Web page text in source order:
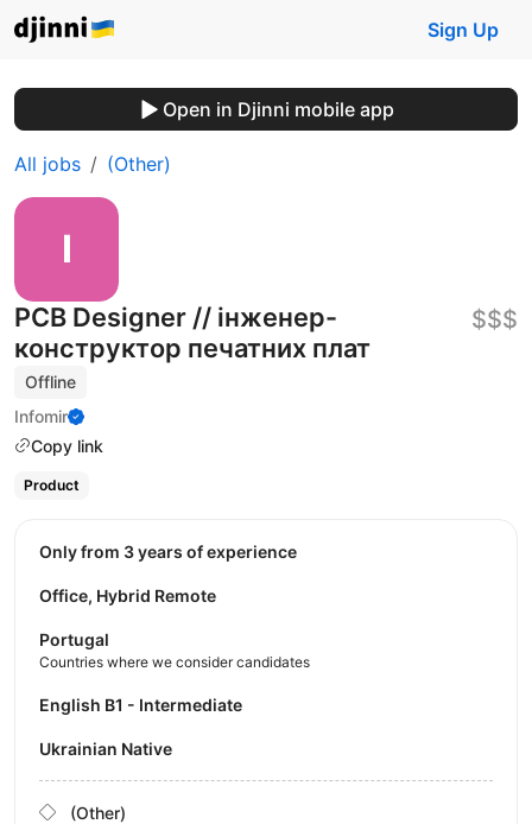
Sign Up
Open in Djinni mobile app
All jobs (Other)
PCB Designer // інженер-
конструктор печатних плат
Offline
Infomir
Copy link
$$$
Product
Only from 3 years of experience
Office, Hybrid Remote
Portugal
Countries where we consider candidates
English B1 - Intermediate
Ukrainian Native
(Other)